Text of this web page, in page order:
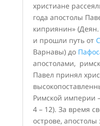
христиане
года апостолы
киприянин»
и прошли путь от
Варнавы) до
апостолами,
Павел принял
Римской империи
4 – 12). За время
острове,